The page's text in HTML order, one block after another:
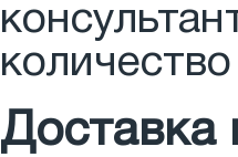
Доставка